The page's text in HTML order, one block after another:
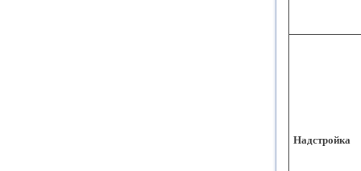
Надстройка